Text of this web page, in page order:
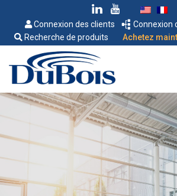
Connexion des clients
Connexion
Recherche de produits
Achetez